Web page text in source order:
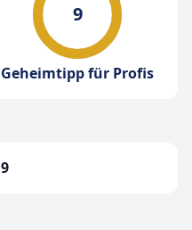
9
Geheimtipp für Profis
9